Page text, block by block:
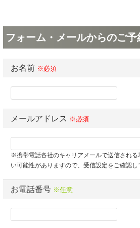
フォーム・メールからのご
お名前 ※必須
メールアドレス ※必須
※携帯電話各社のキャリアメールで送信される
い可能性がありますので、受信設定をご確認し
お電話番号 ※任意